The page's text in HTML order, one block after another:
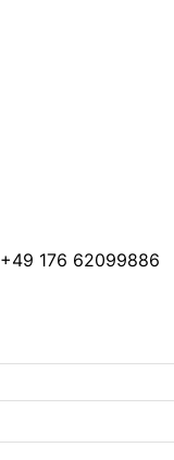
+49 176 62099886